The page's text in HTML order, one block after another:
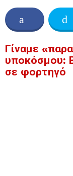
Γίναμε
υποκόσμου:
σε φορτηγό